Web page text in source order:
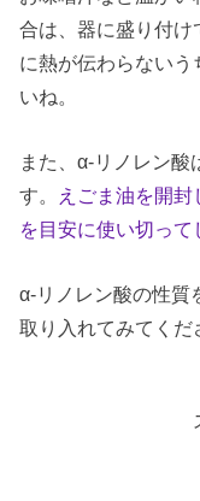
合は、器に盛り付
に熱が伝わらないう
いね。
また、α-リノレン酸
す。
えごま油を開
を目安に使い切って
α-リノレン酸の性質
取り入れてみてくだ